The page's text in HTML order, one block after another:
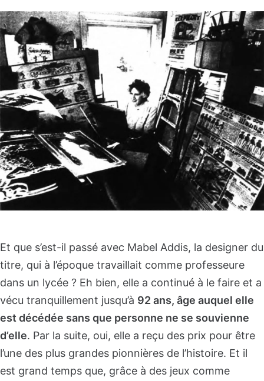
Et que s’est-il passé avec Mabel Addis, la designer du
titre, qui à l’époque travaillait comme professeure
dans un lycée ? Eh bien, elle a continué à le faire et a
vécu tranquillement jusqu’à 92 ans, âge auquel elle
est décédée sans que personne ne se souvienne
d’elle. Par la suite, oui, elle a reçu des prix pour être
l’une des plus grandes pionnières de l’histoire. Et il
est grand temps que, grâce à des jeux comme